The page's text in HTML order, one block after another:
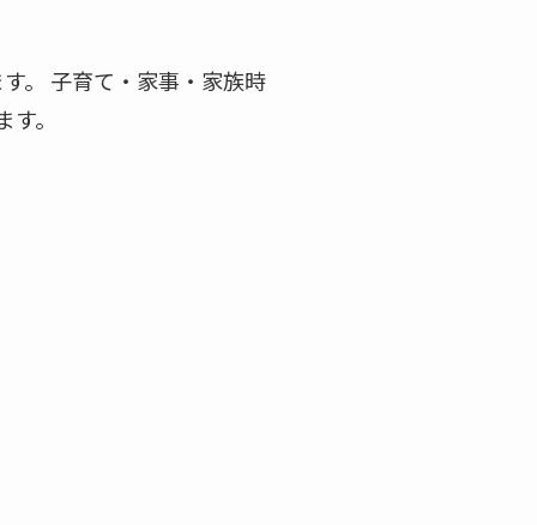
。 子育て・家事・家族時
。